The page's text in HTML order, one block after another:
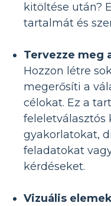
kitöltése után?
tartalmát és
Tervezze meg
Hozzon létre
megerősíti a
célokat. Ez a
feleletválasztós
gyakorlatokat,
feladatokat
kérdéseket.
Vizuális